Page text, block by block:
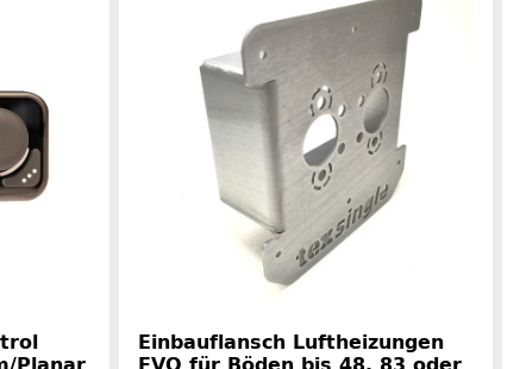
Einbauflansch Luftheizungen